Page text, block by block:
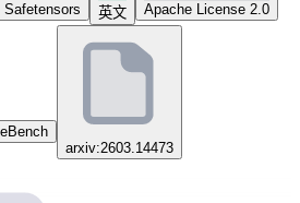
Safetensors 英文 Apache License 2.0
arxiv:2603.14473